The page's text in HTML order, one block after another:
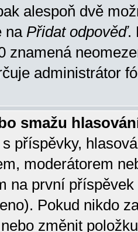
alespoň dvě
na Přidat odpověď.
znamená
administrátor
smažu
příspěvky,
moderátorem
na první
Pokud nikdo
změnit